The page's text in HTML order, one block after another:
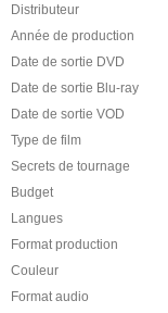
Distributeur
Année de production
Date de sortie DVD
Date de sortie Blu-ray
Date de sortie VOD
Type de film
Secrets de tournage
Budget
Langues
Format production
Couleur
Format audio